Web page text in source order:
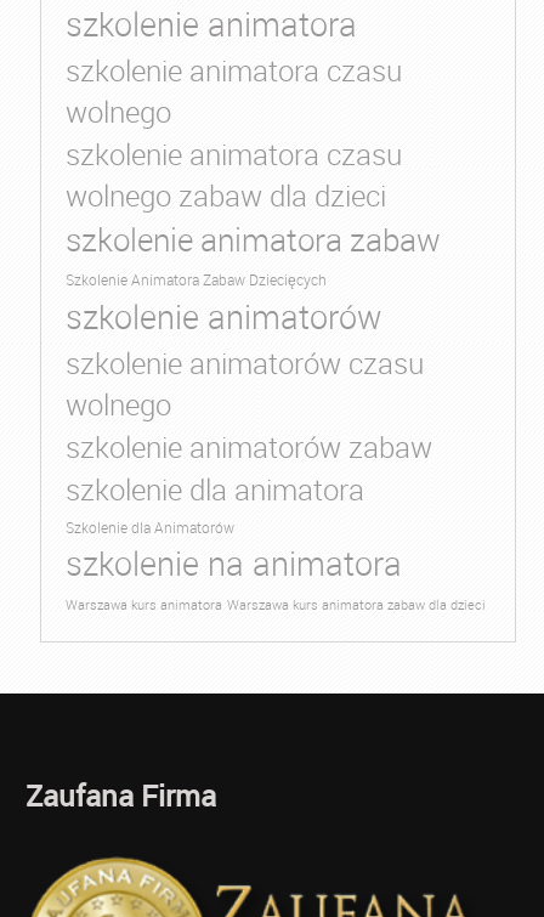
szkolenie animatora
szkolenie animatora czasu
wolnego
szkolenie animatora czasu
wolnego zabaw dla dzieci
szkolenie animatora zabaw
Szkolenie Animatora Zabaw Dziecięcych
szkolenie animatorów
szkolenie animatorów czasu
wolnego
szkolenie animatorów zabaw
szkolenie dla animatora
Szkolenie dla Animatorów
szkolenie na animatora
Warszawa kurs animatora Warszawa kurs animatora zabaw dla dzieci
Zaufana Firma